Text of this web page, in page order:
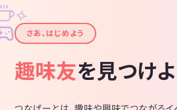
✦
✧
さあ、はじめよう
趣味友を見つけ